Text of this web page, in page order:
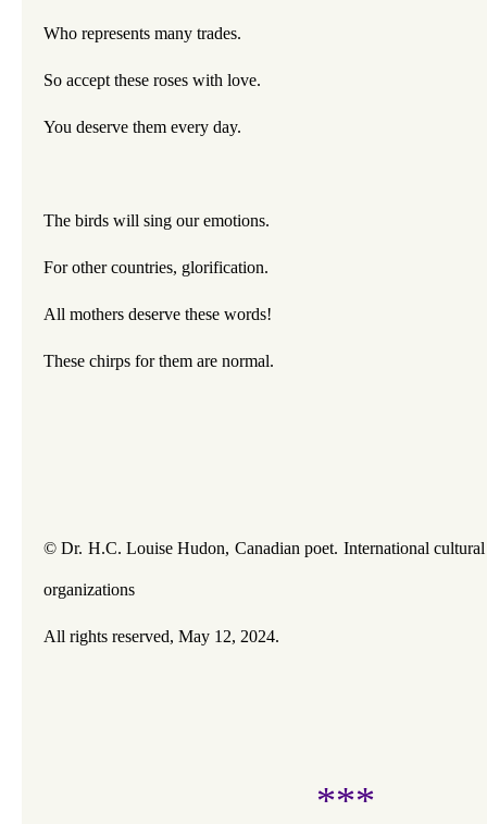
Who represents many trades.
So accept these roses with love.
You deserve them every day.
The birds will sing our emotions.
For other countries, glorification.
All mothers deserve these words!
These chirps for them are normal.
© Dr. H.C. Louise Hudon, Canadian poet. International
organizations
All rights reserved, May 12, 2024.
***